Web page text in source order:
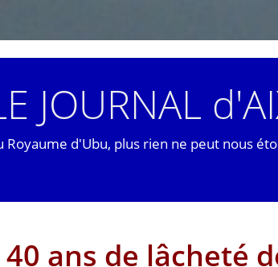
JOURNAL
Royaume d'Ubu, plus rien ne peut nous
40 ans de lâcheté